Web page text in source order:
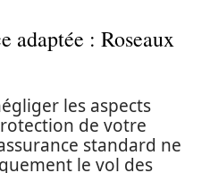
adaptée : Roseaux
les aspects
de votre
standard ne
le vol des